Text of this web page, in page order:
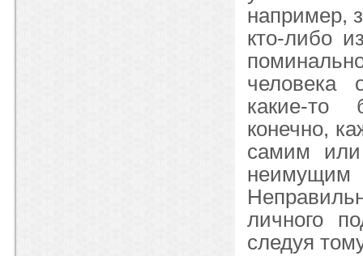
например,
кто-либо
человека
какие-то
конечно,
самим
личного
следуя